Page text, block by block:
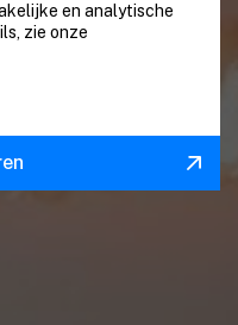
en analytische
zie onze